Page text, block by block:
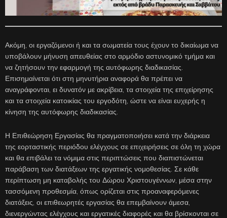
Ακόμη, οι εργαζόμενοι ή και τα σωματεία τους έχουν το δικαίωμα να
υποβάλουν μήνυση απευθείας στο αρμόδιο αστυνομικό τμήμα και
να ζητήσουν την εφαρμογή της αυτόφωρης διαδικασίας.
Επισημαίνεται ότι στη μηνυτήρια αναφορά θα πρέπει να
αναγράφονται, ει δυνατόν με ακρίβεια, τα στοιχεία της επιχείρησης
και τα στοιχεία κατοικίας του εργοδότη, ώστε να είναι ευχερής η
κίνηση της αυτόφωρης διαδικασίας.
Η Επιθεώρηση Εργασίας θα πραγματοποιήσει κατά την διάρκεια
της εορταστικής περιόδου ελέγχους σε επιχειρήσεις σε όλη τη χώρα
και θα επιβάλει τα νόμιμα στις περιπτώσεις που διαπιστώνεται
παράβαση των διατάξεων της εργατικής νομοθεσίας. Σε κάθε
περίπτωση μη καταβολής του Δώρου Χριστουγέννων, μέσα στην
τασσόμενη προθεσμία, όπως ορίζεται στις προαναφερόμενες
διατάξεις, οι επιθεωρητές εργασίας θα επεμβαίνουν άμεσα,
διενεργώντας ελέγχους και εργατικές διαφορές και θα βρίσκονται σε